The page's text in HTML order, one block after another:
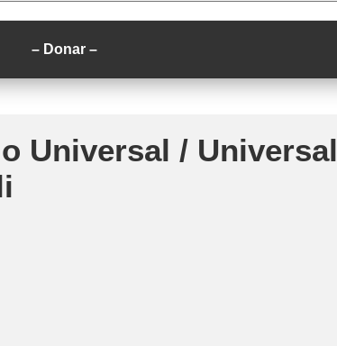
– Donar –
Universal / Universal